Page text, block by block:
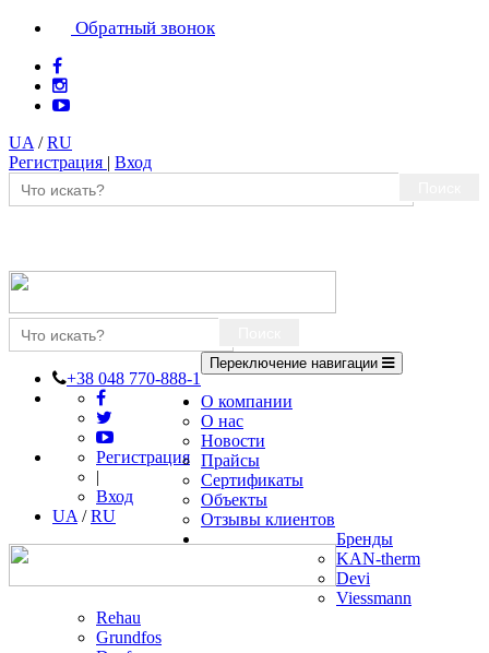
Обратный звонок
UA /RU
Регистрация | Вход
+38 048 770-888-1
Регистрация
|
Вход
UA /RU
Переключение навигации
О компании
О нас
Новости
Прайсы
Сертификаты
Объекты
Отзывы клиентов
Бренды
KAN-therm
Devi
Viessmann
Rehau
Grundfos